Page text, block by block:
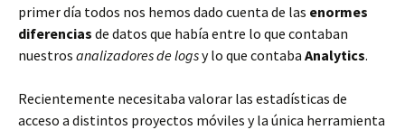
primer día todos nos hemos dado cuenta de las enormes
diferencias de datos que había entre lo que contaban
nuestros analizadores de logsy lo que contaba Analytics.
Recientemente necesitaba valorar las estadísticas de
acceso a distintos proyectos móviles y la única herramienta